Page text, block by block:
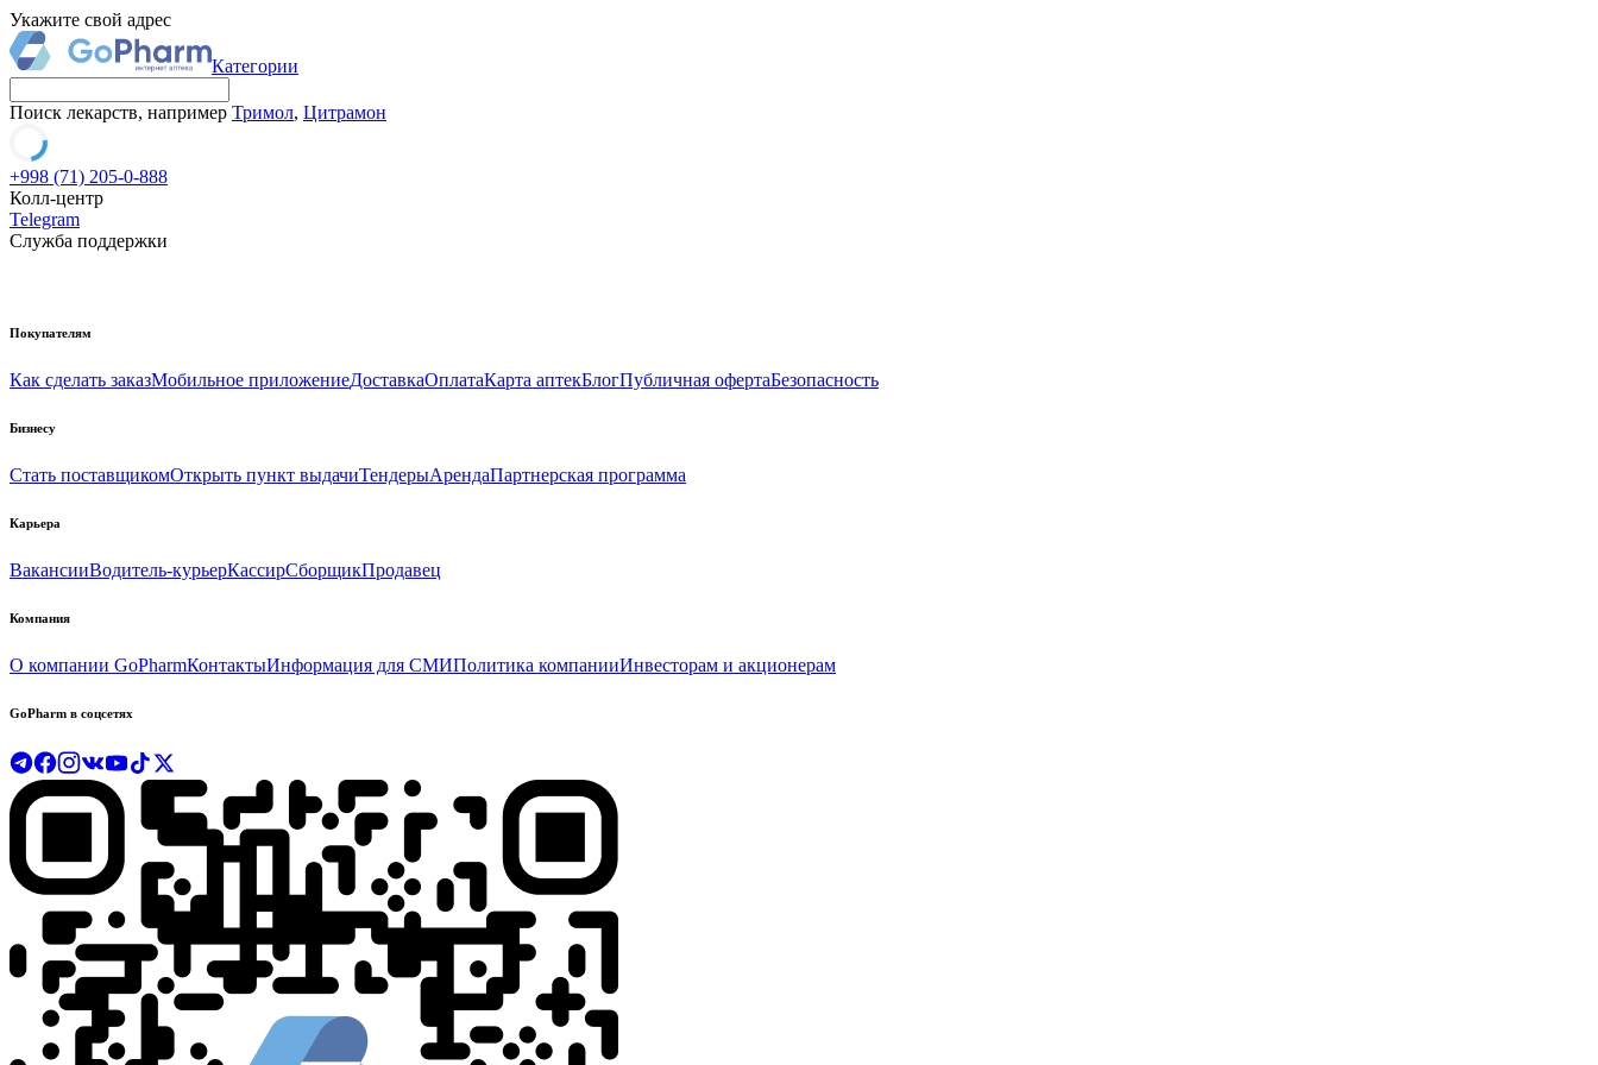
Укажите свой адрес
Категории
Поиск лекарств, например Тримол, Цитрамон
+998 (71) 205-0-888
Колл-центр
Telegram
Служба поддержки
Покупателям
Как сделать заказМобильное приложениеДоставкаОплатаКарта аптекБлогПубличная офертаБезопасность
Бизнесу
Стать поставщикомОткрыть пункт выдачиТендерыАрендаПартнерская программа
Карьера
ВакансииВодитель-курьерКассирСборщикПродавец
Компания
О компании GoPharmКонтактыИнформация для СМИПолитика компанииИнвесторам и акционерам
GoPharm в соцсетях